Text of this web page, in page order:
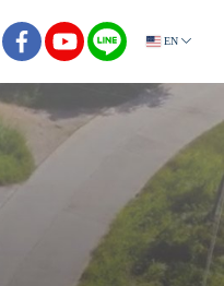
EN